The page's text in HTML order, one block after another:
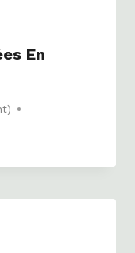
En